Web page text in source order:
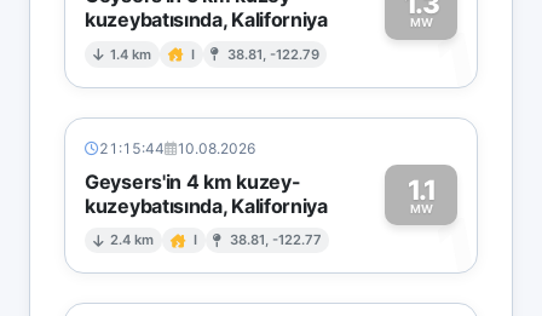
kuzeybatısında, Kaliforniya
1.4 km I 38.81, -122.79
MW1
21:15:44 10.08.2026
Geysers'in 4 km kuzey-
kuzeybatısında, Kaliforniya
2.4 km I 38.81, -122.77
1.1
MW1